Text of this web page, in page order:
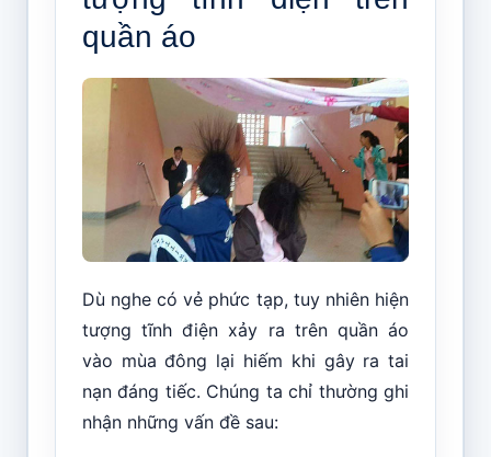
quần áo
Dù nghe có vẻ phức tạp, tuy nhiên hiện
tượng tĩnh điện xảy ra trên quần áo
vào mùa đông lại hiếm khi gây ra tai
nạn đáng tiếc. Chúng ta chỉ thường ghi
nhận những vấn đề sau: